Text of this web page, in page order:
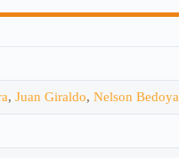
, Juan Giraldo, Nelson Bedoya